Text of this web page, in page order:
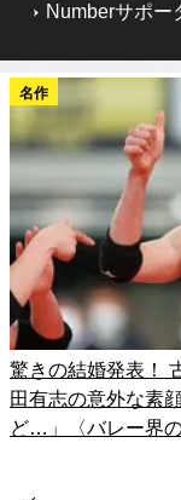
Numberサポー
名作
驚きの結婚発表！
田有志の意外な素
ど…」〈バレー界